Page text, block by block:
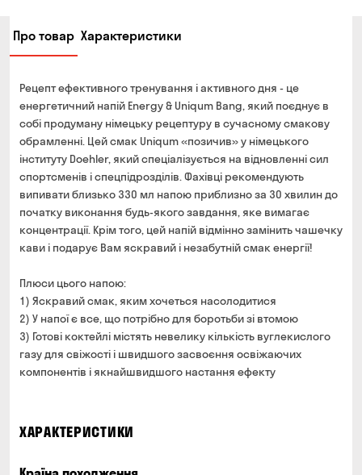
Від 300 до 399 грн
Від 700 грн безкоштовно
Термін доставки — до 90 хвилин
*на час доставки можуть впливати повітряні тривоги
Оплата:
готівкою кур'єру
банківською картою на сайті
Час складання замовлення — до 30 хв
Можете без черги забрати з магазину в зручний для
Оплата:
готівкою в магазині
банківською картою на сайті та в магазині
Про товар Характеристики
Рецепт ефективного тренування і активного дня - це
енергетичний напій Energy & Uniqum Bang, який поєднує в
собі продуману німецьку рецептуру в сучасному смакову
обрамленні. Цей смак Uniqum «позичив» у німецького
інституту Doehler, який спеціалізується на відновленні сил
спортсменів і спецпідрозділів. Фахівці рекомендують
випивати близько 330 мл напою приблизно за 30 хвилин до
початку виконання будь-якого завдання, яке вимагає
концентрації. Крім того, цей напій відмінно замінить чашечку
кави і подарує Вам яскравий і незабутній смак енергії!
Плюси цього напою:
1) Яскравий смак, яким хочеться насолодитися
2) У напої є все, що потрібно для боротьби зі втомою
3) Готові коктейлі містять невелику кількість вуглекислого
газу для свіжості і швидшого засвоєння освіжаючих
компонентів і якнайшвидшого настання ефекту
ХАРАКТЕРИСТИКИ